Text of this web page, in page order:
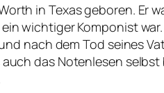
in Texas geboren. Er
wichtiger Komponist
nach dem Tod seines
das Notenlesen